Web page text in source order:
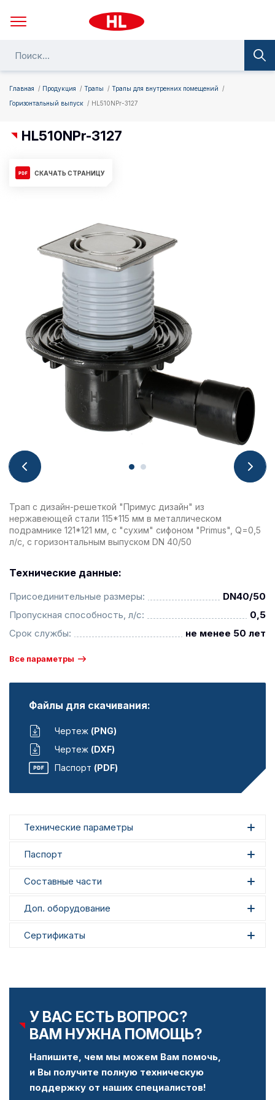
Главная Продукция Трапы
Трапы для внутренних помещений
Горизонтальный выпуск
HL510NPr-3127
HL510NPr-3127
СКАЧАТЬ СТРАНИЦУ
Трап с дизайн-решеткой "Примус дизайн" из
нержавеющей стали 115*115 мм в металлическом
подрамнике 121*121 мм, с "сухим" сифоном "Primus", Q=0,5
л/с, с горизонтальным выпуском DN 40/50
Технические данные:
Присоединительные размеры:
DN40/50
Пропускная способность, л/с:
0,5
Срок службы:
не менее 50 лет
Все параметры
Файлы для скачивания:
Чертеж (PNG)
Чертеж (DXF)
Паспорт (PDF)
Технические параметры
Паспорт
Составные части
Доп. оборудование
Сертификаты
У ВАС ЕСТЬ ВОПРОС?
ВАМ НУЖНА ПОМОЩЬ?
Напишите, чем мы можем Вам помочь,
и Вы получите полную техническую
поддержку от наших специалистов!